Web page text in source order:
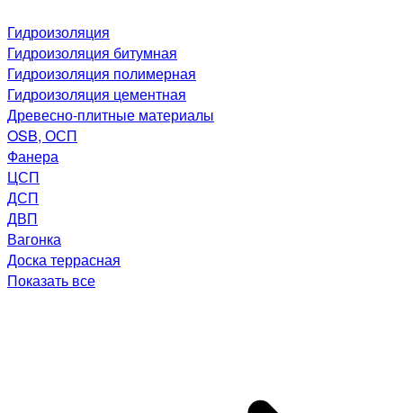
Гидроизоляция
Гидроизоляция битумная
Гидроизоляция полимерная
Гидроизоляция цементная
Древесно-плитные материалы
OSB, ОСП
Фанера
ЦСП
ДСП
ДВП
Вагонка
Доска террасная
Показать все